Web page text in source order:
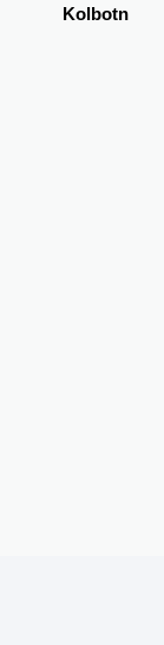
Kolbotn